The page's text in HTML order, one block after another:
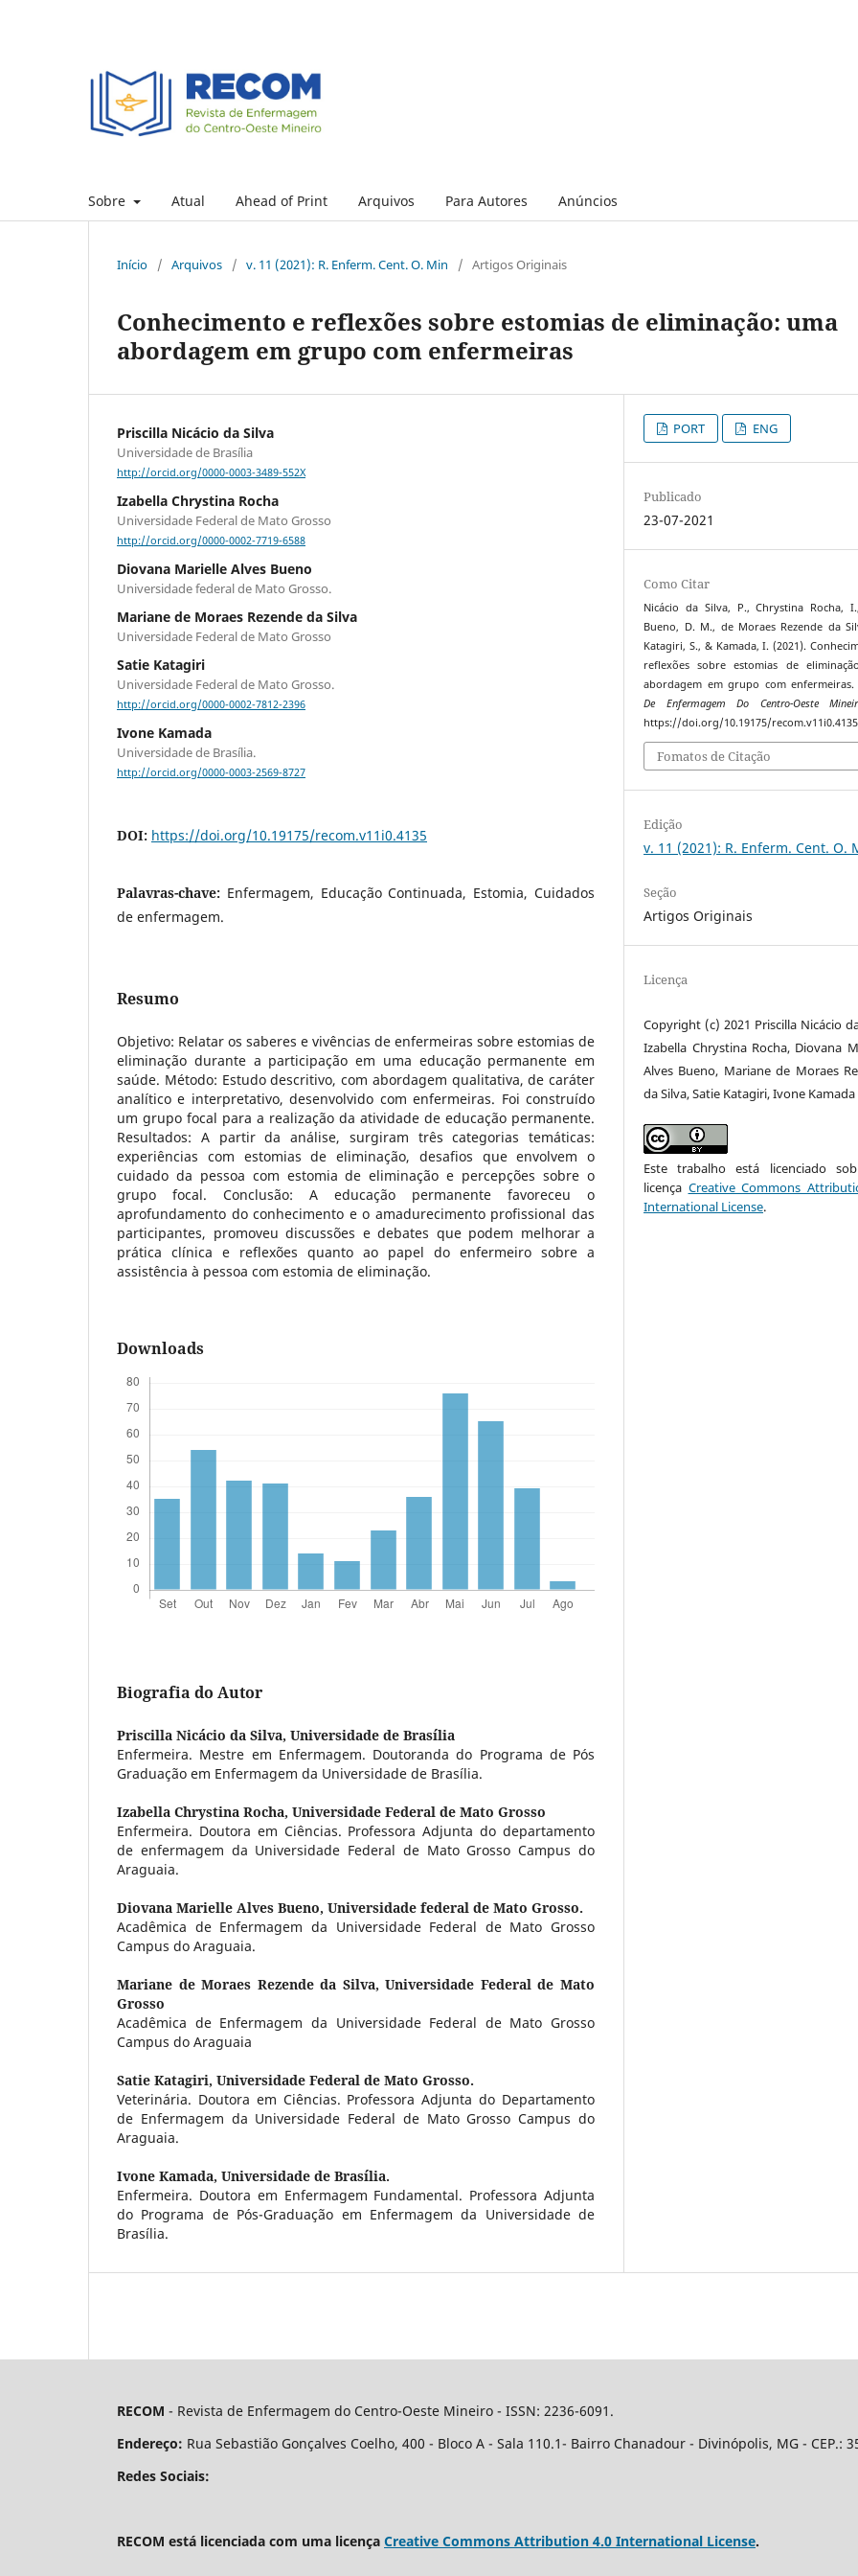
Sobre Atual Ahead of Print Arquivos Para Autores Anúncios
Início / Arquivos / v. 11 (2021): R. Enferm. Cent. O. Min / Artigos Originais
Conhecimento e reflexões sobre estomias de eliminação: uma
abordagem em grupo com enfermeiras
Priscilla Nicácio da Silva
Universidade de Brasília
http://orcid.org/0000-0003-3489-552X
Izabella Chrystina Rocha
Universidade Federal de Mato Grosso
http://orcid.org/0000-0002-7719-6588
Diovana Marielle Alves Bueno
Universidade federal de Mato Grosso.
Mariane de Moraes Rezende da Silva
Universidade Federal de Mato Grosso
Satie Katagiri
Universidade Federal de Mato Grosso.
http://orcid.org/0000-0002-7812-2396
Ivone Kamada
Universidade de Brasília.
http://orcid.org/0000-0003-2569-8727
DOI: https://doi.org/10.19175/recom.v11i0.4135
Palavras-chave: Enfermagem, Educação Continuada, Estomia, Cuidados
de enfermagem.
Resumo
Objetivo: Relatar os saberes e vivências de enfermeiras sobre estomias de
eliminação durante a participação em uma educação permanente em
saúde. Método: Estudo descritivo, com abordagem qualitativa, de caráter
analítico e interpretativo, desenvolvido com enfermeiras. Foi construído
um grupo focal para a realização da atividade de educação permanente.
Resultados: A partir da análise, surgiram três categorias temáticas:
experiências com estomias de eliminação, desafios que envolvem o
cuidado da pessoa com estomia de eliminação e percepções sobre o
grupo focal. Conclusão: A educação permanente favoreceu o
aprofundamento do conhecimento e o amadurecimento profissional das
participantes, promoveu discussões e debates que podem melhorar a
prática clínica e reflexões quanto ao papel do enfermeiro sobre a
assistência à pessoa com estomia de eliminação.
Downloads
Biografia do Autor
Priscilla Nicácio da Silva, Universidade de Brasília
Enfermeira. Mestre em Enfermagem. Doutoranda do Programa de Pós
Graduação em Enfermagem da Universidade de Brasília.
Izabella Chrystina Rocha, Universidade Federal de Mato Grosso
Enfermeira. Doutora em Ciências. Professora Adjunta do departamento
de enfermagem da Universidade Federal de Mato Grosso Campus do
Araguaia.
Diovana Marielle Alves Bueno, Universidade federal de Mato Grosso.
Acadêmica de Enfermagem da Universidade Federal de Mato Grosso
Campus do Araguaia.
Mariane de Moraes Rezende da Silva,Universidade Federal de Mato
Grosso
Acadêmica de Enfermagem da Universidade Federal de Mato Grosso
Campus do Araguaia
Satie Katagiri, Universidade Federal de Mato Grosso.
Veterinária. Doutora em Ciências. Professora Adjunta do Departamento
de Enfermagem da Universidade Federal de Mato Grosso Campus do
Araguaia.
Ivone Kamada, Universidade de Brasília.
Enfermeira. Doutora em Enfermagem Fundamental. Professora Adjunta
do Programa de Pós-Graduação em Enfermagem da Universidade de
Brasília.
PORT ENG
Publicado
23-07-2021
Como Citar
Nicácio da Silva, P., Chrystina Rocha,
Bueno, D. M., de Moraes Rezende da
Katagiri, S., & Kamada, I. (2021).
reflexões sobre estomias de
abordagem em grupo com enfermeiras.
De Enfermagem Do Centro-Oeste
https://doi.org/10.19175/recom.v11i0.4135
Fomatos de Citação
Edição
v. 11 (2021): R. Enferm. Cent. O.
Seção
Artigos Originais
Licença
Copyright (c) 2021 Priscilla Nicácio
Izabella Chrystina Rocha, Diovana
Alves Bueno, Mariane de Moraes
da Silva, Satie Katagiri, Ivone Kamada
Este trabalho está licenciado
licença Creative Commons
International License.
RECOM - Revista de Enfermagem do Centro-Oeste Mineiro - ISSN: 2236-6091.
Endereço: Rua Sebastião Gonçalves Coelho, 400 - Bloco A - Sala 110.1- Bairro Chanadour - Divinópolis, MG - CEP.:
Redes Sociais:
RECOM está licenciada com uma licença Creative Commons Attribution 4.0 International License.